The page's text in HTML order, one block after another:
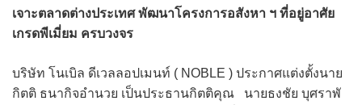
เจาะตลาดต่างประเทศ พัฒนาโครงการอสังหา ฯ ที่อยู่อาศัย
เกรดพีเมี่ยม ครบวงจร
บริษัท โนเบิล ดีเวลลอปเมนท์ ( NOBLE ) ประกาศแต่งตั้งนาย
กิตติ ธนากิจอำนวย เป็นประธานกิตติคุณ นายธงชัย บุศราพั